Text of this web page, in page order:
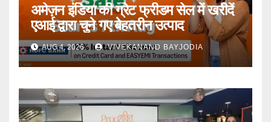
अमेज़न इंडिया की ग्रेट फ्रीडम सेल में खरीदें
एआई द्वारा चुने गए बेहतरीन उत्पाद
AUG 4, 2026 VIVEKANAND BAYJODIA